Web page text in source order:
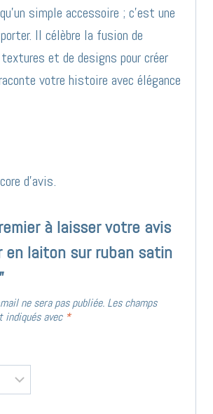
simple accessoire ; c’est une
Il célèbre la fusion de
et de designs pour créer
votre histoire avec élégance
d’avis.
à laisser votre avis
en laiton sur ruban satin
ne sera pas publiée. Les champs
indiqués avec *